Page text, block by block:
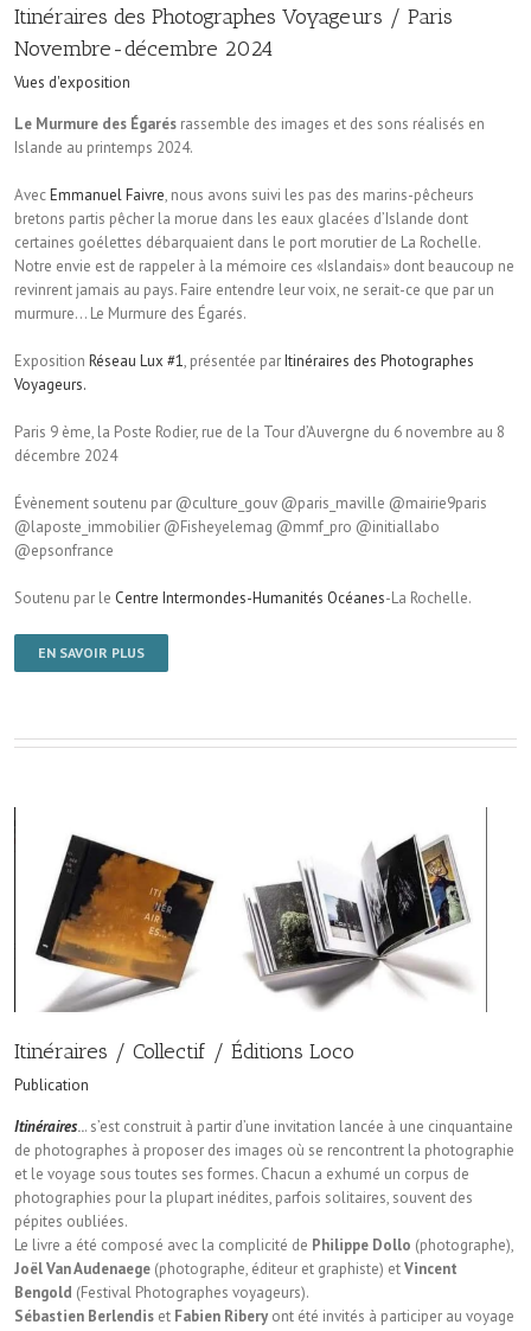
Itinéraires des Photographes Voyageurs / Paris
Novembre-décembre 2024
Vues d'exposition
Le Murmure des Égarés rassemble des images et des sons réalisés en
Islande au printemps 2024.
AvecEmmanuel Faivre, nous avons suivi les pas des marins-pêcheurs
bretons partis pêcher la morue dans les eaux glacées d’Islande dont
certaines goélettes débarquaient dans le port morutier de La Rochelle.
Notre envie est de rappeler à la mémoire ces «Islandais» dont beaucoup ne
revinrent jamais au pays. Faire entendre leur voix, ne serait-ce que par un
murmure… Le Murmure des Égarés.
Exposition Réseau Lux #1, présentée parItinéraires des Photographes
Voyageurs.
Paris 9 ème, la Poste Rodier, rue de la Tour d’Auvergne du 6 novembre au 8
décembre 2024
Évènement soutenu par @culture_gouv @paris_maville @mairie9paris
@laposte_immobilier @Fisheyelemag @mmf_pro @initiallabo
@epsonfrance
Soutenu par le Centre Intermondes-Humanités Océanes-La Rochelle.
EN SAVOIR PLUS
Itinéraires / Collectif / Éditions Loco
Publication
Itinéraires... s’est construit à partir d’une invitation lancée à une cinquantaine
de photographes à proposer des images où se rencontrent la photographie
et le voyage sous toutes ses formes. Chacun a exhumé un corpus de
photographies pour la plupart inédites, parfois solitaires, souvent des
pépites oubliées.
Le livre a été composé avec la complicité de Philippe Dollo (photographe),
Joël Van Audenaege (photographe, éditeur et graphiste) etVincent
Bengold (Festival Photographes voyageurs).
Sébastien Berlendis et Fabien Ribery ont été invités à participer au voyage